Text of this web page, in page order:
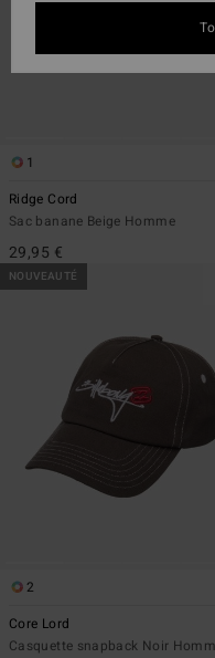
1
Ridge Cord
Sac banane Beige Homme
29,95 €
NOUVEAUTÉ
2
Core Lord
Casquette snapback Noir